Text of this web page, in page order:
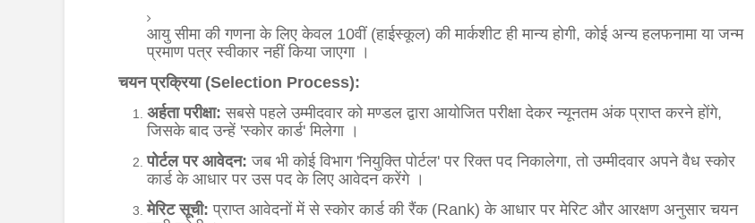
आयु सीमा की गणना के लिए केवल 10वीं (हाईस्कूल) की मार्कशीट ही मान्य होगी, कोई अन्य हलफनामा या जन्म
प्रमाण पत्र स्वीकार नहीं किया जाएगा ।
चयन प्रक्रिया (Selection Process):
अर्हता परीक्षा: सबसे पहले उम्मीदवार को मण्डल द्वारा आयोजित परीक्षा देकर न्यूनतम अंक प्राप्त करने होंगे,
जिसके बाद उन्हें 'स्कोर कार्ड' मिलेगा ।
पोर्टल पर आवेदन: जब भी कोई विभाग 'नियुक्ति पोर्टल' पर रिक्त पद निकालेगा, तो उम्मीदवार अपने वैध स्कोर
कार्ड के आधार पर उस पद के लिए आवेदन करेंगे ।
मेरिट सूची: प्राप्त आवेदनों में से स्कोर कार्ड की रैंक (Rank) के आधार पर मेरिट और आरक्षण अनुसार चयन